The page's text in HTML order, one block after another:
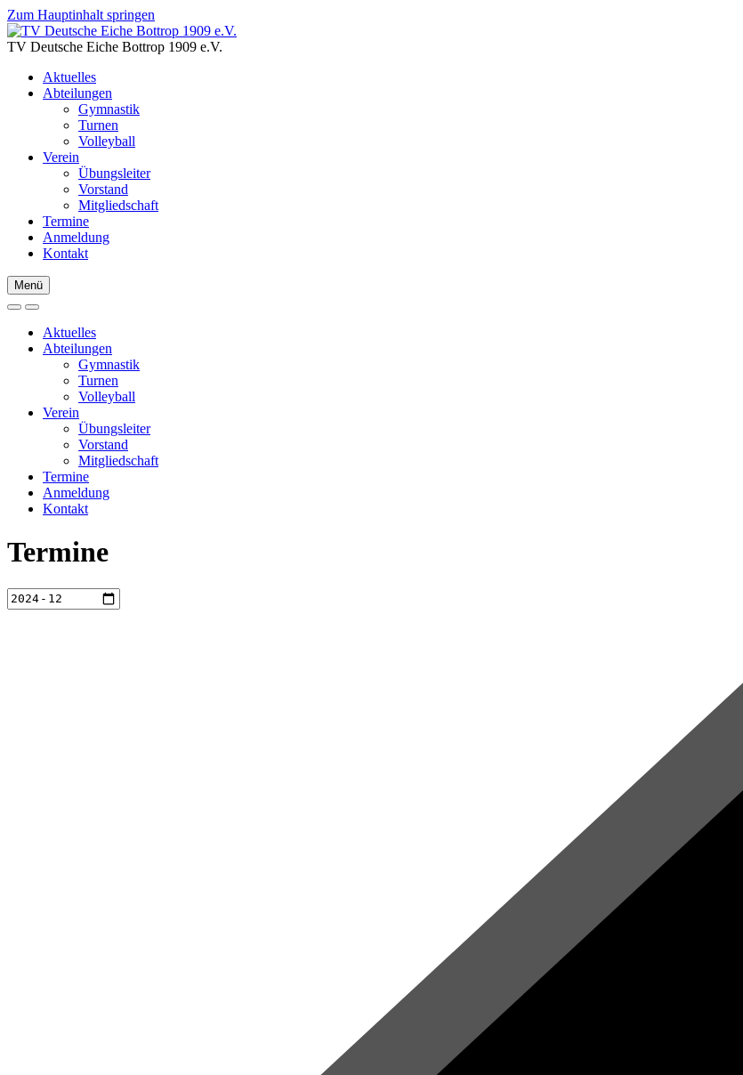
Zum Hauptinhalt springen
TV Deutsche Eiche Bottrop 1909 e.V.
Aktuelles
Abteilungen
Gymnastik
Turnen
Volleyball
Verein
Übungsleiter
Vorstand
Mitgliedschaft
Termine
Anmeldung
Kontakt
Menü
Aktuelles
Abteilungen
Gymnastik
Turnen
Volleyball
Verein
Übungsleiter
Vorstand
Mitgliedschaft
Termine
Anmeldung
Kontakt
Termine